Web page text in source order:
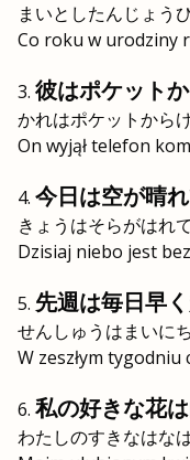
まいとしたんじょう
Co roku w urodziny
彼はポケット
かれはポケットから
On wyjął telefon
今日は空が晴れ
きょうはそらがはれ
Dzisiaj niebo jest
先週は毎日早
せんしゅうはまいに
W zeszłym tygodniu
私の好きな花
わたしのすきなはな